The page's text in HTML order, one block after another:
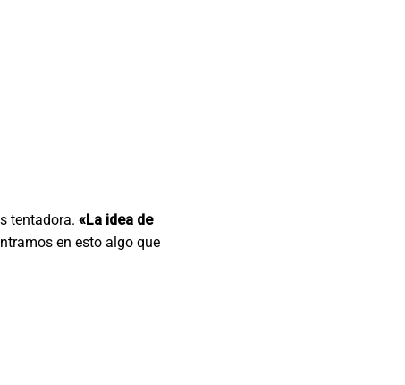
tentadora. «La idea de
en esto algo que